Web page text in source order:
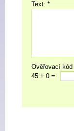
Text: *
Ověřovací kód
45 + 0 =